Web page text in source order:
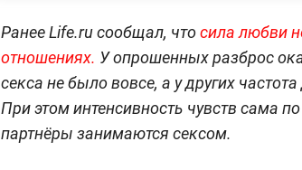
Ранее Life.ru сообщал, чтосила любви
отношениях. У опрошенных разброс
секса не было вовсе, а у других
При этом интенсивность чувств сама
партнёры занимаются сексом.